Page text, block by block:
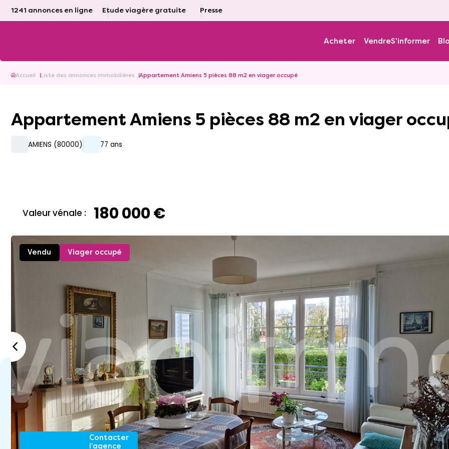
1241 annonces en ligne Etude viagère gratuite Presse
Acheter VendreS'informer
Accueil Liste des annonces immobilières Appartement Amiens 5 pièces 88 m2 en viager occupé
Appartement Amiens 5 pièces 88 m2 en viager
AMIENS (80000) 77 ans
Valeur vénale : 180 000 €
Vendu Viager occupé
Contacter
l'agence